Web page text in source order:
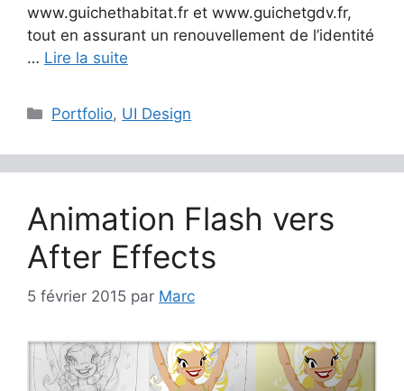
www.guichethabitat.fr et www.guichetgdv.fr,
tout en assurant un renouvellement de l’identité
… Lire la suite
Catégories
Portfolio, UI Design
Animation Flash vers
After Effects
5 février 2015 par Marc